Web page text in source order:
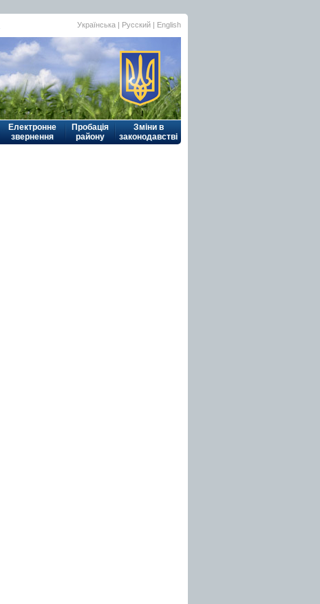
Українська | Русский | English
Електронне
звернення
Пробація
району
Зміни в
законодавстві